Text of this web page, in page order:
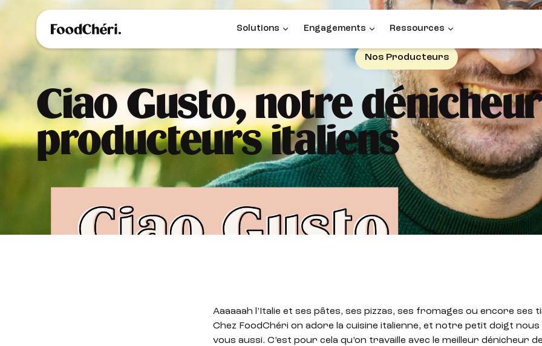
Solutions Engagements Ressources
Nos Producteurs
Ciao Gusto, notre
producteurs italiens
Aaaaaah l’Italie et ses pâtes, ses pizzas, ses fromages ou encore ses
Chez FoodChéri on adore la cuisine italienne, et notre petit doigt nous
vous aussi. C’est pour cela qu’on travaille avec le meilleur dénicheur